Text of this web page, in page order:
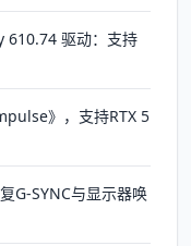
610.74 驱动：支持
》，支持RTX 5
G-SYNC与显示器唤